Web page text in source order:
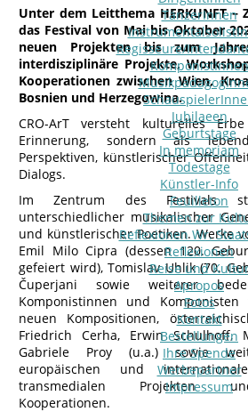
TänzerInnen
Regisseure/
KomponistInnen
Jubilaeen
Geburtstage
In memoriam
Todestage
Künstler-Info
Feuilleton
Themen zur
Reflexionen Wr.
Reflexionen
Reise und
Apropos
Fotos
Kontakt
Bestellungen
Ihre Spende
Werbepartner
Impressum
Unter dem Leitthema HERKUNFT –
das Festival von Mai bis Oktober
neuen Projekten bis zum
interdisziplinäre Projekte,
Kooperationen zwischen Wien,
Bosnien und Herzegowina.
CRO-ArT versteht kulturelles
Erinnerung, sondern als
Perspektiven, künstlerischer
Dialogs.
Im Zentrum des Festivals
unterschiedlicher musikalischer
und künstlerischer Poetiken. Werke
Emil Milo Cipra (dessen 120.
gefeiert wird), Tomislav Uhlik (70.
Čuperjani sowie weiterer
Komponistinnen und
neuen Kompositionen,
Friedrich Cerha, Erwin Schulhoff,
Gabriele Proy (u.a.) sowie
europäischen und
transmedialen Projekten
Kooperationen.